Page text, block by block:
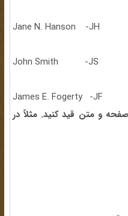
Jane N. Hanson -JH
John Smith -JS
James E. Fogerty -JF
و متن قید کنید. مثلاً در